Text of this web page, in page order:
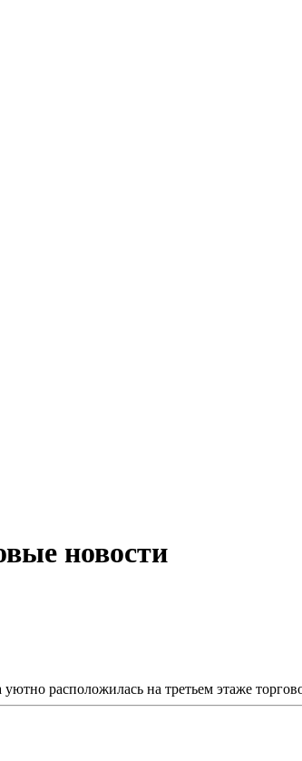
новости
расположилась на третьем этаже